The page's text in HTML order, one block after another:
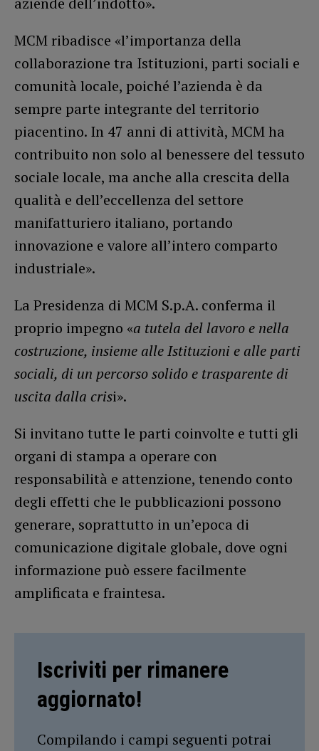
MCM ribadisce «l’importanza della
collaborazione tra Istituzioni, parti sociali e
comunità locale, poiché l’azienda è da
sempre parte integrante del territorio
piacentino. In 47 anni di attività, MCM ha
contribuito non solo al benessere del tessuto
sociale locale, ma anche alla crescita della
qualità e dell’eccellenza del settore
manifatturiero italiano, portando
innovazione e valore all’intero comparto
industriale».
La Presidenza di MCM S.p.A. conferma il
proprio impegno «a tutela del lavoro e nella
costruzione, insieme alle Istituzioni e alle parti
sociali, di un percorso solido e trasparente di
uscita dalla crisi».
Si invitano tutte le parti coinvolte e tutti gli
organi di stampa a operare con
responsabilità e attenzione, tenendo conto
degli effetti che le pubblicazioni possono
generare, soprattutto in un’epoca di
comunicazione digitale globale, dove ogni
informazione può essere facilmente
amplificata e fraintesa.
Iscriviti per rimanere
aggiornato!
Compilando i campi seguenti potrai